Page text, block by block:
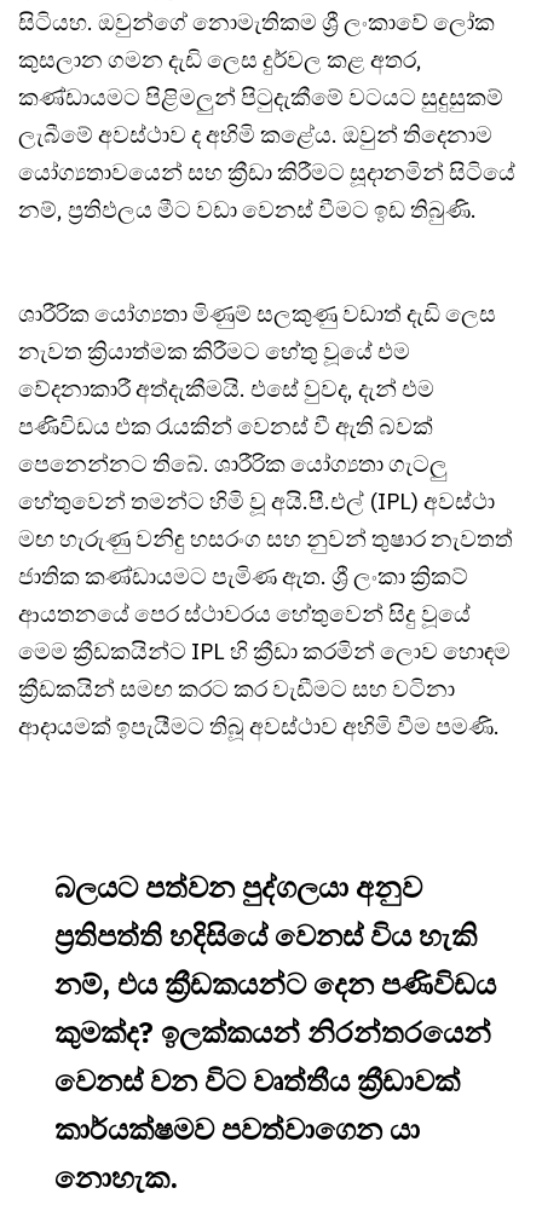
සිටියහ. ඔවුන්ගේ නොමැතිකම ශ්‍රී ලංකාවේ ලෝක
කුසලාන ගමන දැඩි ලෙස දුර්වල කළ අතර,
කණ්ඩායමට පිළිමලුන් පිටුදැකීමේ වටයට සුදුසුකම්
ලැබීමේ අවස්ථාව ද අහිමි කළේය. ඔවුන් තිදෙනාම
යෝග්‍යතාවයෙන් සහ ක්‍රීඩා කිරීමට සූදානමින් සිටියේ
නම්, ප්‍රතිඵලය මීට වඩා වෙනස් වීමට ඉඩ තිබුණි.
ශාරීරික යෝග්‍යතා මිණුම් සලකුණු වඩාත් දැඩි ලෙස
නැවත ක්‍රියාත්මක කිරීමට හේතු වූයේ එම
වේදනාකාරී අත්දැකීමයි. එසේ වුවද, දැන් එම
පණිවිඩය එක රැයකින් වෙනස් වී ඇති බවක්
පෙනෙන්නට තිබේ. ශාරීරික යෝග්‍යතා ගැටලු
හේතුවෙන් තමන්ට හිමි වූ අයි.පී.එල් (IPL) අවස්ථා
මඟ හැරුණු වනිඳු හසරංග සහ නුවන් තුෂාර නැවතත්
ජාතික කණ්ඩායමට පැමිණ ඇත. ශ්‍රී ලංකා ක්‍රිකට්
ආයතනයේ පෙර ස්ථාවරය හේතුවෙන් සිදු වූයේ
මෙම ක්‍රීඩකයින්ට IPL හි ක්‍රීඩා කරමින් ලොව හොඳම
ක්‍රීඩකයින් සමඟ කරට කර වැඩීමට සහ වටිනා
ආදායමක් ඉපැයීමට තිබූ අවස්ථාව අහිමි වීම පමණි.
බලයට පත්වන පුද්ගලයා අනුව
ප්‍රතිපත්ති හදිසියේ වෙනස් විය හැකි
නම්, එය ක්‍රීඩකයන්ට දෙන පණිවිඩය
කුමක්ද? ඉලක්කයන් නිරන්තරයෙන්
වෙනස් වන විට වෘත්තීය ක්‍රීඩාවක්
කාර්යක්ෂමව පවත්වාගෙන යා
නොහැක.